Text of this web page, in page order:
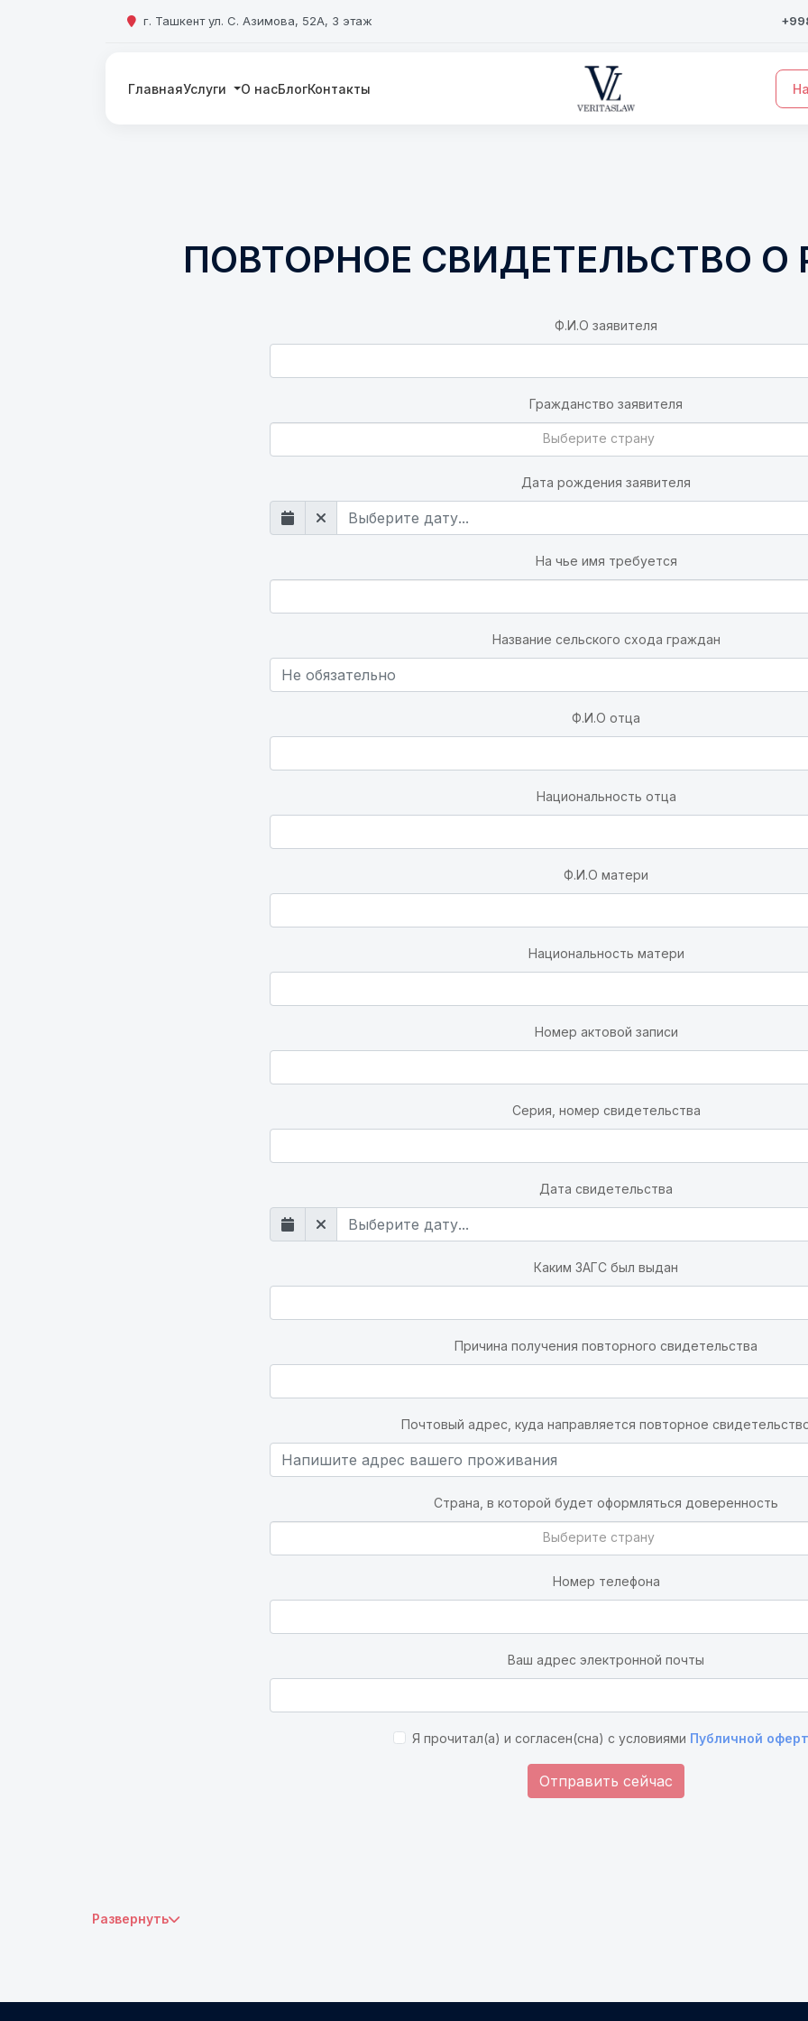
г. Ташкент ул. С. Азимова, 52А, 3 этаж
ГлавнаяУслуги О насБлогКонтакты
ПОВТОРНОЕ СВИДЕТЕЛЬСТВО
Ф.И.О заявителя
Гражданство заявителя
Выберите страну
Дата рождения заявителя
На чье имя требуется
Название сельского схода граждан
Ф.И.О отца
Национальность отца
Ф.И.О матери
Национальность матери
Номер актовой записи
Серия, номер свидетельства
Дата свидетельства
Каким ЗАГС был выдан
Причина получения повторного свидетельства
Почтовый адрес, куда направляется повторное
Страна, в которой будет оформляться доверенность
Выберите страну
Номер телефона
Ваш адрес электронной почты
Я прочитал(а) и согласен(сна) с условиями Публичной
Отправить сейчас
Развернуть